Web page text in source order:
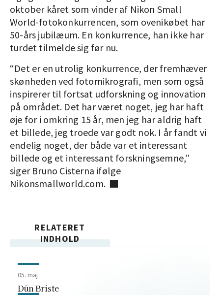
oktober kåret som vinder af Nikon Small
World-fotokonkurrencen, som ovenikøbet har
50-års jubilæum. En konkurrence, han ikke har
turdet tilmelde sig før nu.
“Det er en utrolig konkurrence, der fremhæver
skønheden ved fotomikrografi, men som også
inspirerer til fortsat udforskning og innovation
på området. Det har været noget, jeg har haft
øje for i omkring 15 år, men jeg har aldrig haft
et billede, jeg troede var godt nok. I år fandt vi
endelig noget, der både var et interessant
billede og et interessant forskningsemne,”
siger Bruno Cisterna ifølge
Nikonsmallworld.com. ■
RELATERET
INDHOLD
05. maj
Dún Briste